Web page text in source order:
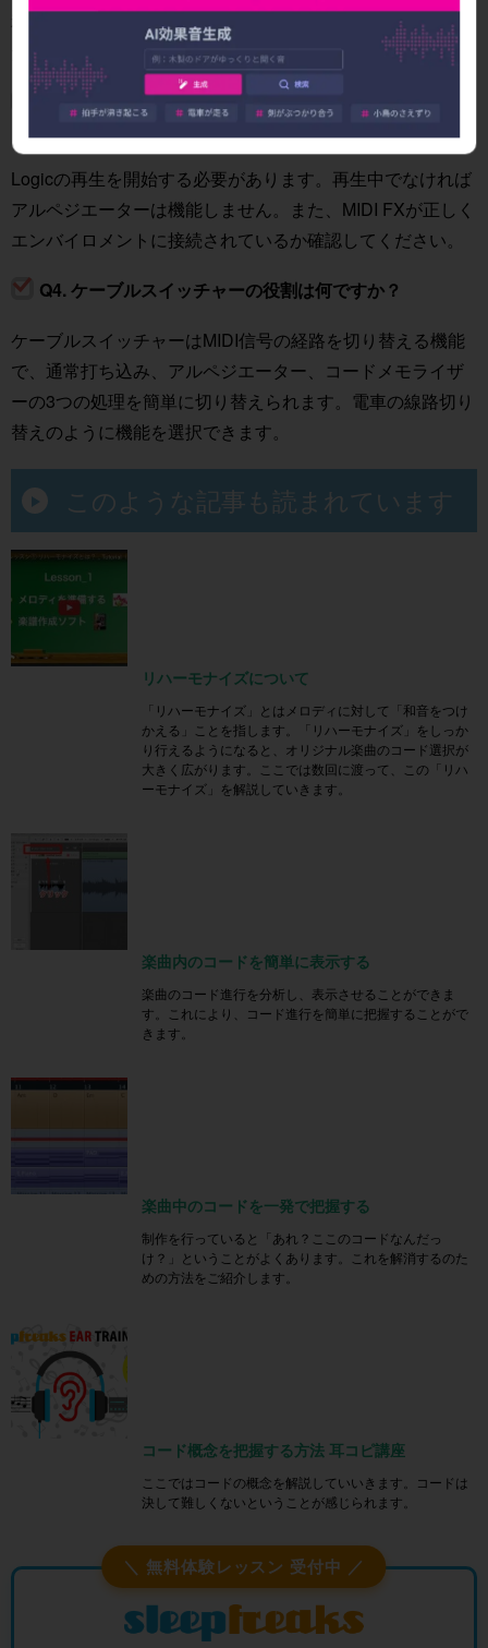
和音を割り当てられることです。クリックで音を選択する
だけで設定できます。
Q3. アルペジエーターが動作しない場合はどうすればい
Logicの再生を開始する必要があります。再生中でなければ
アルペジエーターは機能しません。また、MIDI FXが正しく
エンバイロメントに接続されているか確認してください。
Q4. ケーブルスイッチャーの役割は何ですか？
ケーブルスイッチャーはMIDI信号の経路を切り替える機能
で、通常打ち込み、アルペジエーター、コードメモライザ
ーの3つの処理を簡単に切り替えられます。電車の線路切り
替えのように機能を選択できます。
このような記事も読まれています
リハーモナイズについて
「リハーモナイズ」とはメロディに対して「和音をつけ
かえる」ことを指します。「リハーモナイズ」をしっか
り行えるようになると、オリジナル楽曲のコード選択が
大きく広がります。ここでは数回に渡って、この「リハ
ーモナイズ」を解説していきます。
楽曲内のコードを簡単に表示する
楽曲のコード進行を分析し、表示させることができま
す。これにより、コード進行を簡単に把握することがで
きます。
楽曲中のコードを一発で把握する
制作を行っていると「あれ？ここのコードなんだっ
け？」ということがよくあります。これを解消するのた
めの方法をご紹介します。
コード概念を把握する方法 耳コピ講座
ここではコードの概念を解説していいきます。コードは
決して難しくないということが感じられます。
＼ 無料体験レッスン 受付中 ／